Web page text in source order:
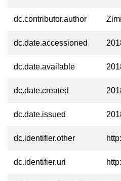
dc.contributor.author
dc.date.accessioned
dc.date.available
dc.date.created
dc.date.issued
dc.identifier.other
dc.identifier.uri